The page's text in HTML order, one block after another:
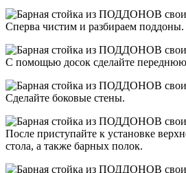
Сперва чистим и разбираем поддоны.
С помощью досок сделайте
Сделайте боковые стены.
После приступайте к установке
стола, а также барных полок.